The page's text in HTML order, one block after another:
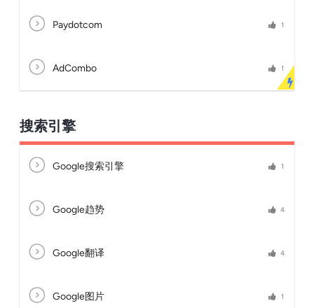
Paydotcom 1
AdCombo 1
搜索引擎
Google搜索引擎 1
Google趋势 4
Google翻译 4
Google图片 1